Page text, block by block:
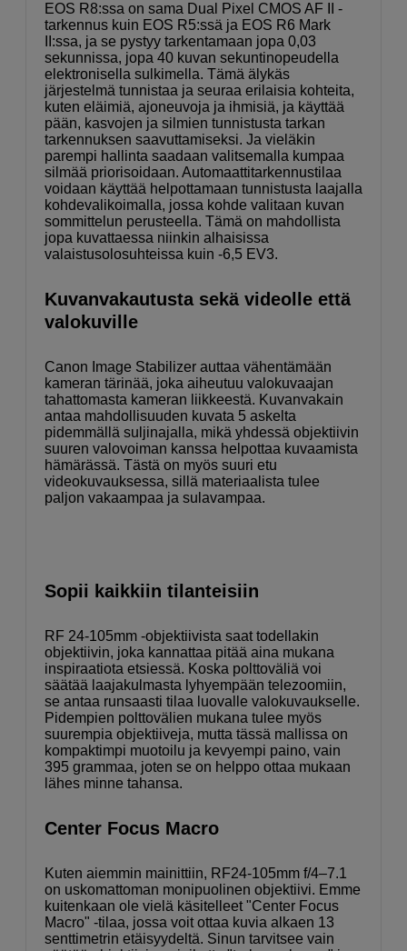
EOS R8:ssa on sama Dual Pixel CMOS AF II -
tarkennus kuin EOS R5:ssä ja EOS R6 Mark
II:ssa, ja se pystyy tarkentamaan jopa 0,03
sekunnissa, jopa 40 kuvan sekuntinopeudella
elektronisella sulkimella. Tämä älykäs
järjestelmä tunnistaa ja seuraa erilaisia ​​kohteita,
kuten eläimiä, ajoneuvoja ja ihmisiä, ja käyttää
pään, kasvojen ja silmien tunnistusta tarkan
tarkennuksen saavuttamiseksi. Ja vieläkin
parempi hallinta saadaan valitsemalla kumpaa
silmää priorisoidaan. Automaattitarkennustilaa
voidaan käyttää helpottamaan tunnistusta laajalla
kohdevalikoimalla, jossa kohde valitaan kuvan
sommittelun perusteella. Tämä on mahdollista
jopa kuvattaessa niinkin alhaisissa
valaistusolosuhteissa kuin -6,5 EV3.
Kuvanvakautusta sekä videolle että
valokuville
Canon Image Stabilizer auttaa vähentämään
kameran tärinää, joka aiheutuu valokuvaajan
tahattomasta kameran liikkeestä. Kuvanvakain
antaa mahdollisuuden kuvata 5 askelta
pidemmällä suljinajalla, mikä yhdessä objektiivin
suuren valovoiman kanssa helpottaa kuvaamista
hämärässä. Tästä on myös suuri etu
videokuvauksessa, sillä materiaalista tulee
paljon vakaampaa ja sulavampaa.
Sopii kaikkiin tilanteisiin
RF 24-105mm -objektiivista saat todellakin
objektiivin, joka kannattaa pitää aina mukana
inspiraatiota etsiessä. Koska polttoväliä voi
säätää laajakulmasta lyhyempään telezoomiin,
se antaa runsaasti tilaa luovalle valokuvaukselle.
Pidempien polttovälien mukana tulee myös
suurempia objektiiveja, mutta tässä mallissa on
kompaktimpi muotoilu ja kevyempi paino, vain
395 grammaa, joten se on helppo ottaa mukaan
lähes minne tahansa.
Center Focus Macro
Kuten aiemmin mainittiin, RF24-105mm f/4–7.1
on uskomattoman monipuolinen objektiivi. Emme
kuitenkaan ole vielä käsitelleet "Center Focus
Macro" -tilaa, jossa voit ottaa kuvia alkaen 13
senttimetrin etäisyydeltä. Sinun tarvitsee vain